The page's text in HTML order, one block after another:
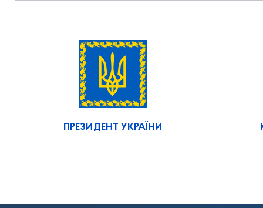
ПРЕЗИДЕНТ УКРАЇНИ